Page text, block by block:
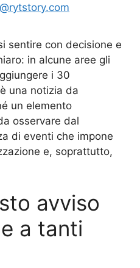
sentire con decisione e
in alcune aree gli
i 30
una notizia da
un elemento
osservare dal
di eventi che impone
e, soprattutto,
avviso
a tanti